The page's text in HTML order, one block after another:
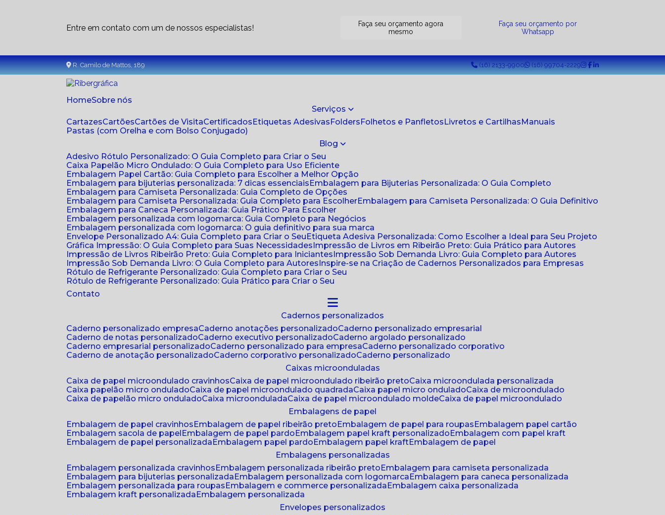
Entre em contato com um de nossos especialistas!
Faça seu orçamento agora
mesmo
Faça seu orçamento por
Whatsapp
R. Camilo de Mattos, 189 (16) 2133-9900 (16) 99704-2229
Home Sobre nós
Serviços
Cartazes
Cartões Cartões de Visita Certificados Etiquetas Adesivas Folders Folhetos e Panfletos Livretos e Cartilhas
Manuais
Pastas (com Orelha e com Bolso Conjugado)
Blog
Adesivo Rótulo Personalizado: O Guia Completo para Criar o Seu
Caixa Papelão Micro Ondulado: O Guia Completo para Uso Eficiente
Embalagem Papel Cartão: Guia Completo para Escolher a Melhor Opção
Embalagem para bijuterias personalizada: 7 dicas essenciais
Embalagem para Bijuterias Personalizada: O Guia Completo
Embalagem para Camiseta Personalizada: Guia Completo de Opções
Embalagem para Camiseta Personalizada: Guia Completo para Escolher
Embalagem para Camiseta Personalizada: O Guia Definitivo
Embalagem para Caneca Personalizada: Guia Prático Para Escolher
Embalagem personalizada com logomarca: Guia Completo para Negócios
Embalagem personalizada com logomarca: O guia definitivo para sua marca
Envelope Personalizado A4: Guia Completo para Criar o Seu
Etiqueta Adesiva Personalizada: Como Escolher a Ideal para Seu Projeto
Gráfica Impressão: O Guia Completo para Suas Necessidades Impressão de Livros em Ribeirão Preto: Guia Prático para Autores
Impressão de Livros Ribeirão Preto: Guia Completo para Iniciantes Impressão Sob Demanda Livro: Guia Completo para Autores
Impressão Sob Demanda Livro: O Guia Completo para Autores Inspire-se na Criação de Cadernos Personalizados para Empresas
Rótulo de Refrigerante Personalizado: Guia Completo para Criar o Seu
Rótulo de Refrigerante Personalizado: Guia Prático para Criar o Seu
Contato
cadernos personalizados
caderno personalizado empresa
caderno anotações personalizado
caderno personalizado empresarial
caderno de notas personalizado
caderno executivo personalizado
caderno argolado personalizado
caderno empresarial personalizado
caderno personalizado para empresa
caderno personalizado corporativo
caderno de anotação personalizado
caderno corporativo personalizado
caderno personalizado
caixas microonduladas
caixa de papel microondulado cravinhos
caixa de papel microondulado ribeirão preto
caixa microondulada personalizada
caixa papelão micro ondulado
caixa de papel microondulado quadrada caixa papel micro ondulado
caixa de microondulado
caixa de papelão micro ondulado
caixa microondulada caixa de papel microondulado molde
caixa de papel microondulado
embalagens de papel
embalagem de papel cravinhos
embalagem de papel ribeirão preto embalagem de papel para roupas
embalagem papel cartão
embalagem sacola de papel
embalagem de papel pardo embalagem papel kraft personalizado
embalagem com papel kraft
embalagem de papel personalizada
embalagem papel pardo embalagem papel kraft
embalagem de papel
embalagens personalizadas
embalagem personalizada cravinhos
embalagem personalizada ribeirão preto
embalagem para camiseta personalizada
embalagem para bijuterias personalizada
embalagem personalizada com logomarca
embalagem para caneca personalizada
embalagem personalizada para roupas
embalagem e commerce personalizada
embalagem caixa personalizada
embalagem kraft personalizada
embalagem personalizada
envelopes personalizados